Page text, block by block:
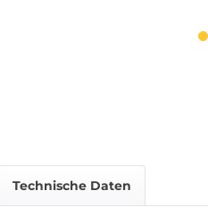
Technische Daten